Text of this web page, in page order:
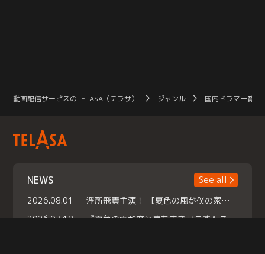
動画配信サービスのTELASA（テラサ） ジャンル 国内ドラマ一覧（
NEWS
See all
2026.08.01
浮所飛貴主演！ 【夏色の風が僕の家にやってきた】 本日よりテラサで独占配信スタート！
2026.07.18
『夏色の雲が恋と嵐をまきおこす』スペシャルメイキング 【Part1】2026年７月18日（土）23時30分～配信スタート！話題のシーンの裏側を大公開！豪華キャスト大集合！ 『武宮家 真夏の家族会議』開催！